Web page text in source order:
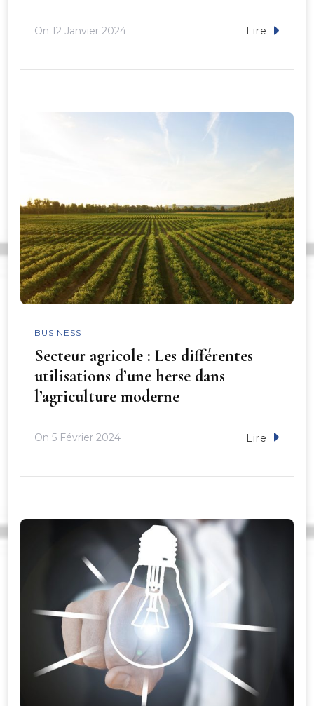
On 12 Janvier 2024 Lire
BUSINESS
Secteur agricole : Les différentes
utilisations d’une herse dans
l’agriculture moderne
On 5 Février 2024 Lire